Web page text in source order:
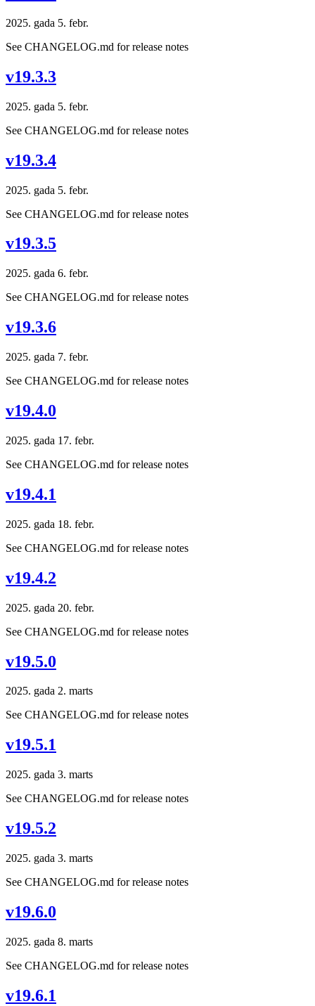
2025. gada 5. febr.
See CHANGELOG.md for release notes
v19.3.3
2025. gada 5. febr.
See CHANGELOG.md for release notes
v19.3.4
2025. gada 5. febr.
See CHANGELOG.md for release notes
v19.3.5
2025. gada 6. febr.
See CHANGELOG.md for release notes
v19.3.6
2025. gada 7. febr.
See CHANGELOG.md for release notes
v19.4.0
2025. gada 17. febr.
See CHANGELOG.md for release notes
v19.4.1
2025. gada 18. febr.
See CHANGELOG.md for release notes
v19.4.2
2025. gada 20. febr.
See CHANGELOG.md for release notes
v19.5.0
2025. gada 2. marts
See CHANGELOG.md for release notes
v19.5.1
2025. gada 3. marts
See CHANGELOG.md for release notes
v19.5.2
2025. gada 3. marts
See CHANGELOG.md for release notes
v19.6.0
2025. gada 8. marts
See CHANGELOG.md for release notes
v19.6.1